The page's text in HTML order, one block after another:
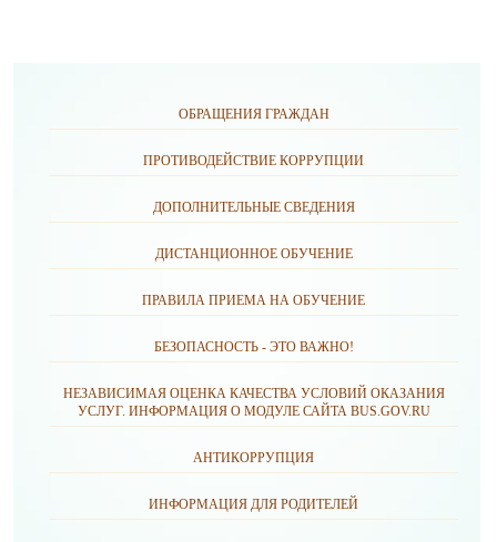
ОБРАЩЕНИЯ ГРАЖДАН
ПРОТИВОДЕЙСТВИЕ КОРРУПЦИИ
ДОПОЛНИТЕЛЬНЫЕ СВЕДЕНИЯ
ДИСТАНЦИОННОЕ ОБУЧЕНИЕ
ПРАВИЛА ПРИЕМА НА ОБУЧЕНИЕ
БЕЗОПАСНОСТЬ - ЭТО ВАЖНО!
НЕЗАВИСИМАЯ ОЦЕНКА КАЧЕСТВА УСЛОВИЙ ОКАЗАНИЯ
УСЛУГ. ИНФОРМАЦИЯ О МОДУЛЕ САЙТА BUS.GOV.RU
АНТИКОРРУПЦИЯ
ИНФОРМАЦИЯ ДЛЯ РОДИТЕЛЕЙ